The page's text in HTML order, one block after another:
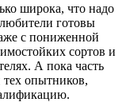
широка, что надо
готовы
с пониженной
сортов и
А пока часть
опытников,